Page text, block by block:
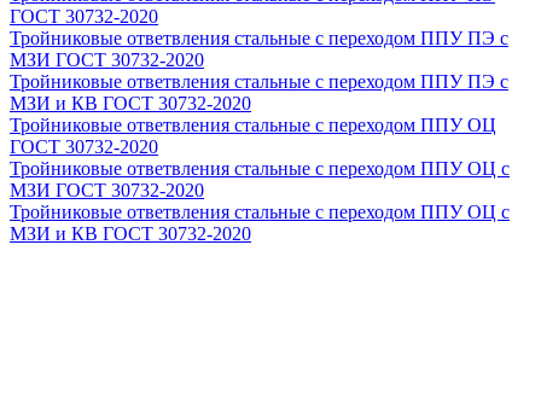
ГОСТ 30732-2020
Тройниковые ответвления стальные с переходом ППУ ПЭ с
МЗИ ГОСТ 30732-2020
Тройниковые ответвления стальные с переходом ППУ ПЭ с
МЗИ и КВ ГОСТ 30732-2020
Тройниковые ответвления стальные с переходом ППУ ОЦ
ГОСТ 30732-2020
Тройниковые ответвления стальные с переходом ППУ ОЦ с
МЗИ ГОСТ 30732-2020
Тройниковые ответвления стальные с переходом ППУ ОЦ с
МЗИ и КВ ГОСТ 30732-2020